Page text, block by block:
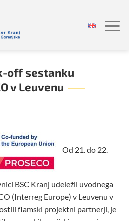
off sestanku
v Leuvenu
Od 21. do 22.
BSC Kranj udeležil uvodnega
(Interreg Europe) v Leuvenu v
flamski projektni partnerji, je